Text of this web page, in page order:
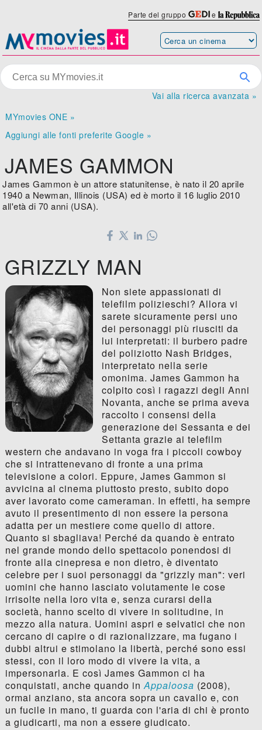
Parte del gruppo e
Vai alla ricerca avanzata »
MYmovies ONE »
Aggiungi alle fonti preferite Google »
JAMES GAMMON
James Gammon è un attore statunitense, è nato il 20 aprile
1940 a Newman, Illinois (USA) ed è morto il 16 luglio 2010
all'età di 70 anni (USA).
GRIZZLY MAN
Non siete appassionati di
telefilm polizieschi? Allora vi
sarete sicuramente persi uno
dei personaggi più riusciti da
lui interpretati: il burbero padre
del poliziotto Nash Bridges,
interpretato nella serie
omonima. James Gammon ha
colpito così i ragazzi degli Anni
Novanta, anche se prima aveva
raccolto i consensi della
generazione dei Sessanta e dei
Settanta grazie ai telefilm
western che andavano in voga fra i piccoli cowboy
che si intrattenevano di fronte a una prima
televisione a colori. Eppure, James Gammon si
avvicina al cinema piuttosto presto, subito dopo
aver lavorato come cameraman. In effetti, ha sempre
avuto il presentimento di non essere la persona
adatta per un mestiere come quello di attore.
Quanto si sbagliava! Perché da quando è entrato
nel grande mondo dello spettacolo ponendosi di
fronte alla cinepresa e non dietro, è diventato
celebre per i suoi personaggi da "grizzly man": veri
uomini che hanno lasciato volutamente le cose
irrisolte nella loro vita e, senza curarsi della
società, hanno scelto di vivere in solitudine, in
mezzo alla natura. Uomini aspri e selvatici che non
cercano di capire o di razionalizzare, ma fugano i
dubbi altrui e stimolano la libertà, perché sono essi
stessi, con il loro modo di vivere la vita, a
impersonarla. E così James Gammon ci ha
conquistati, anche quando inAppaloosa (2008),
ormai anziano, sta ancora sopra un cavallo e, con
un fucile in mano, ti guarda con l'aria di chi è pronto
a giudicarti, ma non a essere giudicato.